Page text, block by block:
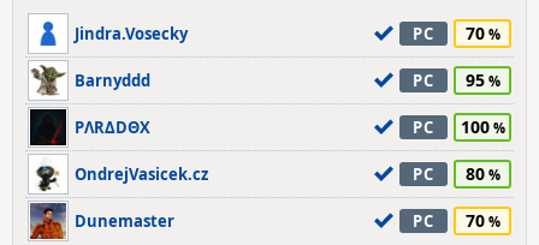
Jindra.Vosecky PC 70
Barnyddd PC 95
PΛRΔDΘX PC 100
OndrejVasicek.cz PC 80
Dunemaster PC 70